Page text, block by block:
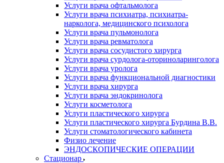
Услуги врача офтальмолога
Услуги врача психиатра, психиатра-
нарколога, медицинского психолога
Услуги врача пульмонолога
Услуги врача ревматолога
Услуги врача сосудистого хирурга
Услуги врача сурдолога-оториноларинголога
Услуги врача уролога
Услуги врача функциональной диагностики
Услуги врача хирурга
Услуги врача эндокринолога
Услуги косметолога
Услуги пластического хирурга
Услуги пластического хирурга Бурдина В.В.
Услуги стоматологического кабинета
Физио лечение
ЭНДОСКОПИЧЕСКИЕ ОПЕРАЦИИ
Стационар